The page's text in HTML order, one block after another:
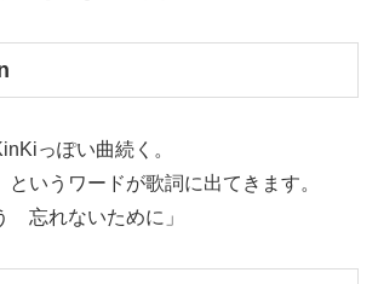
っぽい曲続く。
というワードが歌詞に出てきます。
忘れないために」